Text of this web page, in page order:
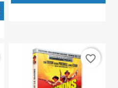
favorite_border